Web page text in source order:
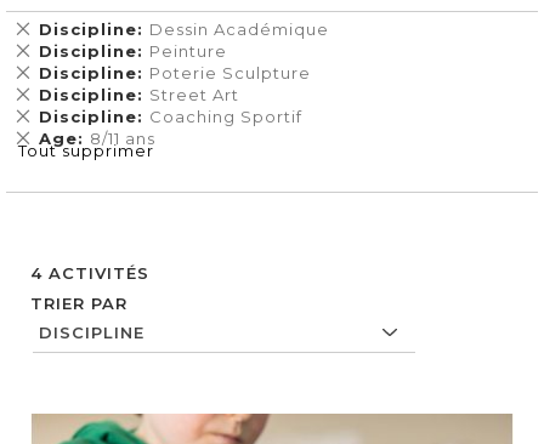
4 ACTIVITÉS
TRIER PAR
Discipline Dessin Académique
Supprimer
cet
Élément
Discipline Peinture
Supprimer
cet
Élément
Discipline Poterie Sculpture
Supprimer
cet
Élément
Discipline Street Art
Supprimer
cet
Élément
Discipline Coaching Sportif
Supprimer
cet
Élément
Age 8/11 ans
Supprimer
cet
Tout supprimer